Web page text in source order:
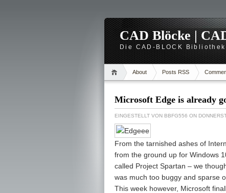
CAD Blöcke |
Die CAD-BLOCK
About Posts RSS
Microsoft Edge is already
EINGESTELLT VON BBFG556 ON
From the tarnished ashes of
from the ground up for Windows
called Project Spartan – we
was much too buggy and sparse
This week however, Microsoft